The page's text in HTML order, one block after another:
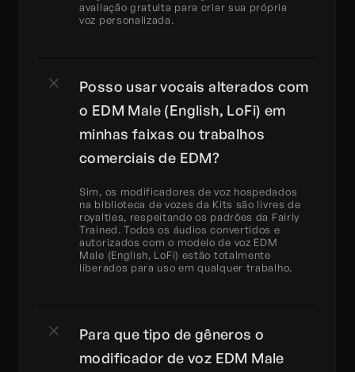
avaliação gratuita para criar sua própria
voz personalizada.
Posso usar vocais alterados com
o EDM Male (English, LoFi) em
minhas faixas ou trabalhos
comerciais de EDM?
Sim, os modificadores de voz hospedados
na biblioteca de vozes da Kits são livres de
royalties, respeitando os padrões da Fairly
Trained. Todos os áudios convertidos e
autorizados com o modelo de voz EDM
Male (English, LoFi) estão totalmente
liberados para uso em qualquer trabalho.
Para que tipo de gêneros o
modificador de voz EDM Male